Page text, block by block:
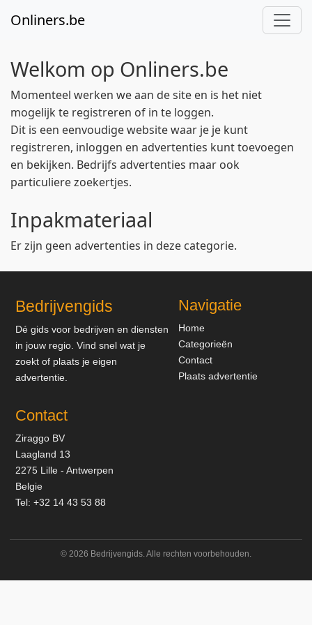
Onliners.be
Welkom op Onliners.be
Momenteel werken we aan de site en is het niet
mogelijk te registreren of in te loggen.
Dit is een eenvoudige website waar je je kunt
registreren, inloggen en advertenties kunt toevoegen
en bekijken. Bedrijfs advertenties maar ook
particuliere zoekertjes.
Inpakmateriaal
Er zijn geen advertenties in deze categorie.
Bedrijvengids
Dé gids voor bedrijven en diensten
in jouw regio. Vind snel wat je
zoekt of plaats je eigen
advertentie.
Navigatie
Home
Categorieën
Contact
Plaats advertentie
Contact
Ziraggo BV
Laagland 13
2275 Lille - Antwerpen
Belgie
Tel: +32 14 43 53 88
© 2026 Bedrijvengids. Alle rechten voorbehouden.